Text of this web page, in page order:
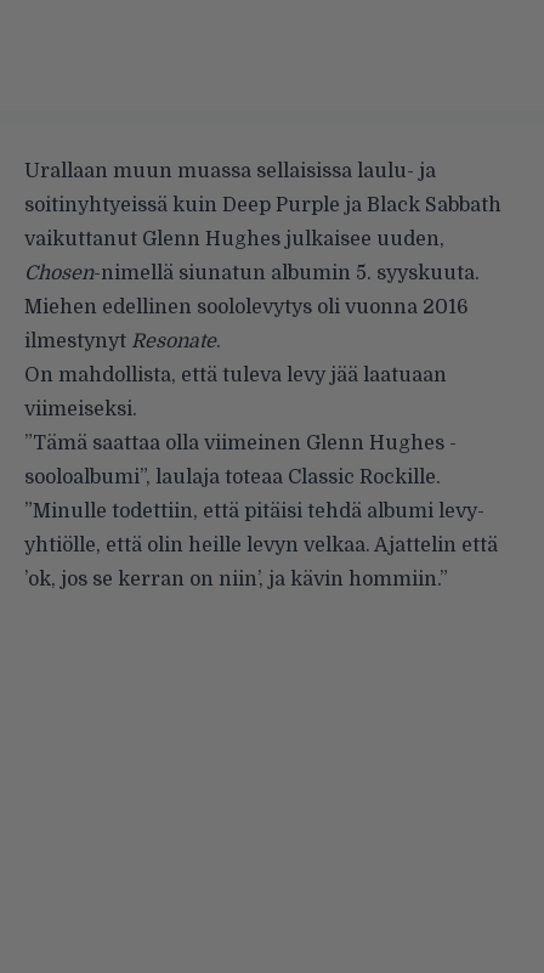
Urallaan muun muassa sellaisissa laulu- ja
soitinyhtyeissä kuin Deep Purple ja Black Sabbath
vaikuttanut Glenn Hughes julkaisee uuden,
Chosen-nimellä siunatun albumin 5. syyskuuta.
Miehen edellinen soololevytys oli vuonna 2016
ilmestynyt Resonate.
On mahdollista, että tuleva levy jää laatuaan
viimeiseksi.
”Tämä saattaa olla viimeinen Glenn Hughes -
sooloalbumi”, laulaja toteaa Classic Rockille.
”Minulle todettiin, että pitäisi tehdä albumi levy-
yhtiölle, että olin heille levyn velkaa. Ajattelin että
’ok, jos se kerran on niin’, ja kävin hommiin.”